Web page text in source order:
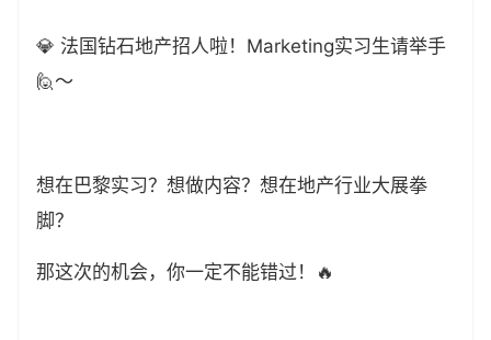
💎 法国钻石地产招人啦！Marketing实习生请举手
🙋～
想在巴黎实习？想做内容？想在地产行业大展拳
脚？
那这次的机会，你一定不能错过！🔥